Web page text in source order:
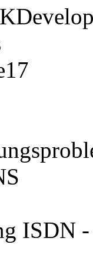
ISDN -